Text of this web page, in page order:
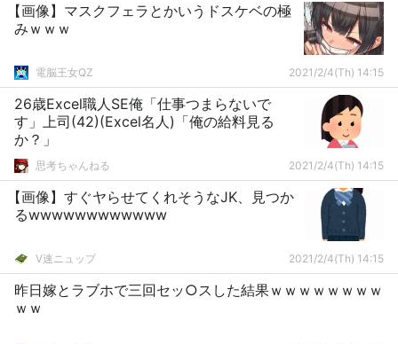
【画像】マスクフェラとかいうドスケベの極
みｗｗｗ
電脳王女QZ 2021/2/4(Th) 14:15
26歳Excel職人SE俺「仕事つまらないで
す」上司(42)(Excel名人)「俺の給料見る
か？」
思考ちゃんねる 2021/2/4(Th) 14:15
【画像】すぐヤらせてくれそうなJK、見つか
るwwwwwwwwwwww
V速ニュップ 2021/2/4(Th) 14:15
昨日嫁とラブホで三回セッ○スした結果ｗｗｗｗｗｗｗｗ
ｗｗ